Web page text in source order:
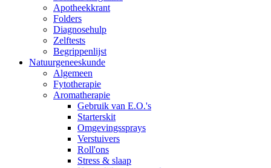
Apotheekkrant
Folders
Diagnosehulp
Zelftests
Begrippenlijst
Natuurgeneeskunde
Algemeen
Fytotherapie
Aromatherapie
Gebruik van E.O.'s
Starterskit
Omgevingssprays
Verstuivers
Roll'ons
Stress & slaap